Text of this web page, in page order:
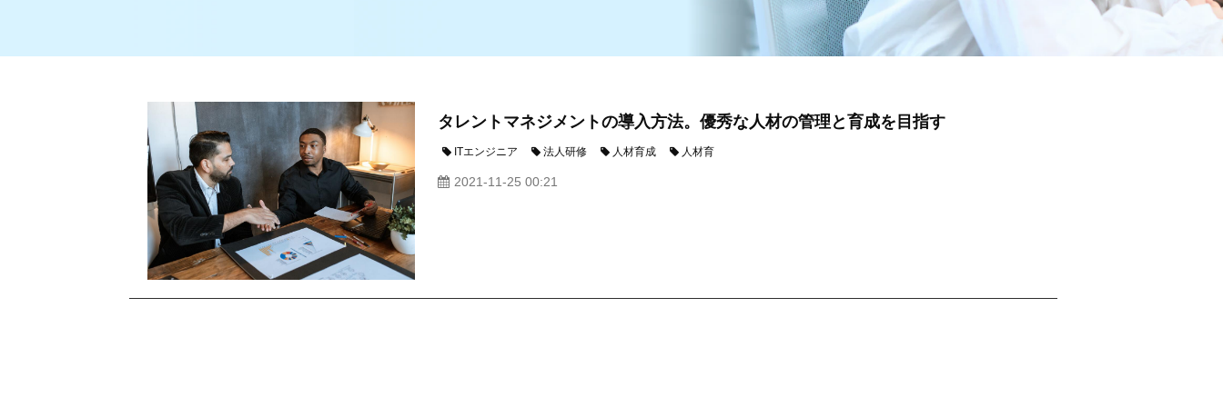
タレントマネジメントの導入方法。優秀な人材の管理と育成を目指す
ITエンジニア 法人研修 人材育成 人材育
2021-11-25 00:21